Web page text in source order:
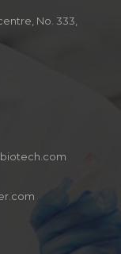
No. 333,